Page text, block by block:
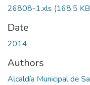
26808-1.xls (168.5
Date
2014
Authors
Alcaldía Municipal de